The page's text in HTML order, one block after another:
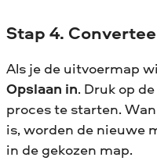
Stap 4.
Als je de uitvoermap
Opslaan in. Druk op
proces te starten.
is, worden de nieuwe
in de gekozen map.